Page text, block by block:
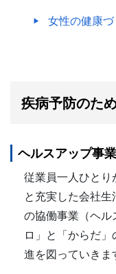
女性の健康
疾病予防のた
ヘルスアップ事業
従業員一人ひとり
と充実した会社
の協働事業（ヘル
ロ」と「からだ
進を図っていきま